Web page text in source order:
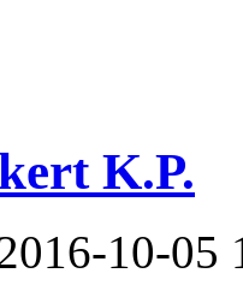
K.P.
10-05